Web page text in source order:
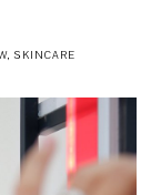
, SKINCARE